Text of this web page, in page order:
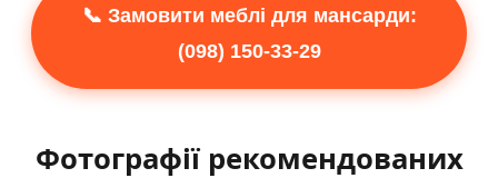
📞 Замовити меблі для мансарди:
(098) 150-33-29
Фотографії рекомендованих